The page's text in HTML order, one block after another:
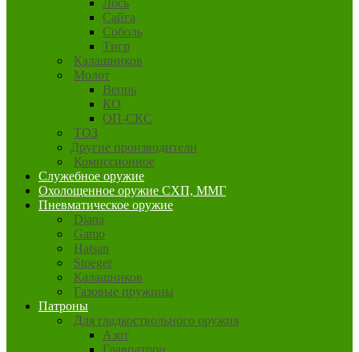
Лось
Сайга
Соболь
Тигр
Калашников
Молот
Вепрь
КО
ОП-СКС
ТОЗ
Другие производители
Комиссионное
Служебное оружие
Охолощенное оружие СХП, ММГ
Пневматическое оружие
Diana
Gamo
Hatsan
Stoeger
Калашников
Газовые пружины
Патроны
Для гладкоствольного оружия
Азот
Главпатрон